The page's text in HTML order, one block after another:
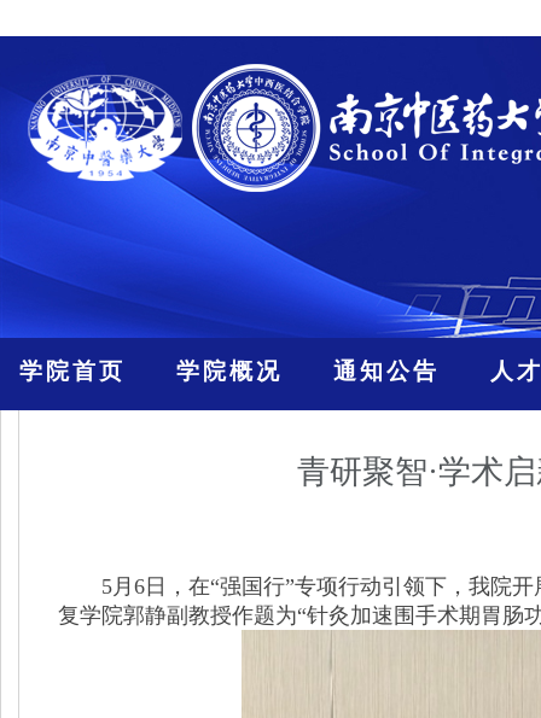
学院首页 学院概况 通知公告 人
青研聚智·学术
5月6日，在“强国行”专项行动引领下，我院
复学院郭静副教授作题为“针灸加速围手术期胃肠